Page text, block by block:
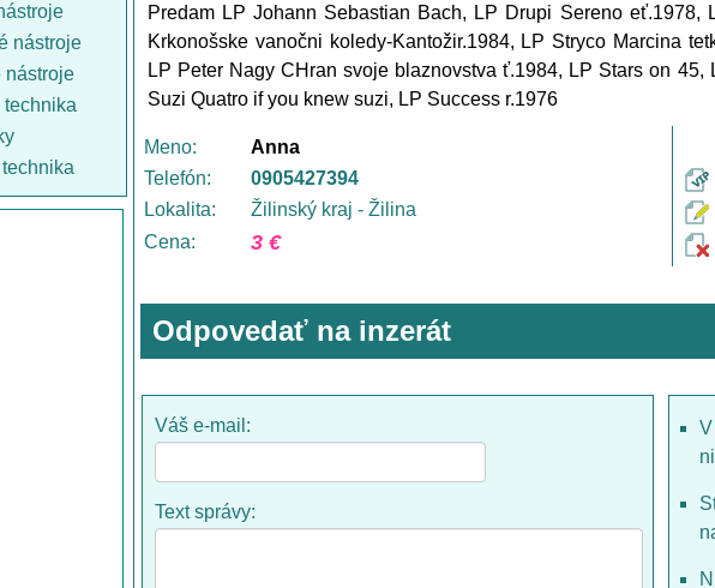
nástroje
nástroje
technika
Predam LP Johann Sebastian Bach, LP Drupi Sereno eť.1978,
Krkonošske vanočni koledy-Kantožir.1984, LP Stryco Marcina
LP Peter Nagy CHran svoje blaznovstva ť.1984, LP Stars on
Suzi Quatro if you knew suzi, LP Success r.1976
Meno:
Anna
Telefón:
0905427394
Lokalita:
Žilinský kraj - Žilina
Cena:
3 €
Odpovedať na inzerát
Váš e-mail:
Text správy: